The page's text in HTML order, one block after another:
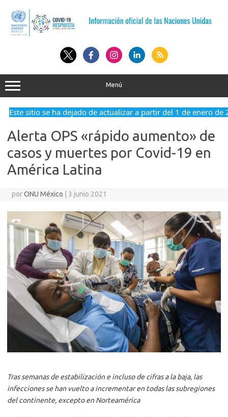
contenido
Menú
Este sitio se ha dejado de actualizar a partir del 1 de enero de
Alerta OPS «rápido aumento» de
casos y muertes por Covid-19 en
América Latina
porONU México 3 junio 2021
Tras semanas de estabilización e incluso de cifras a la baja, las
infecciones se han vuelto a incrementar en todas las subregiones
del continente, excepto en Norteamérica